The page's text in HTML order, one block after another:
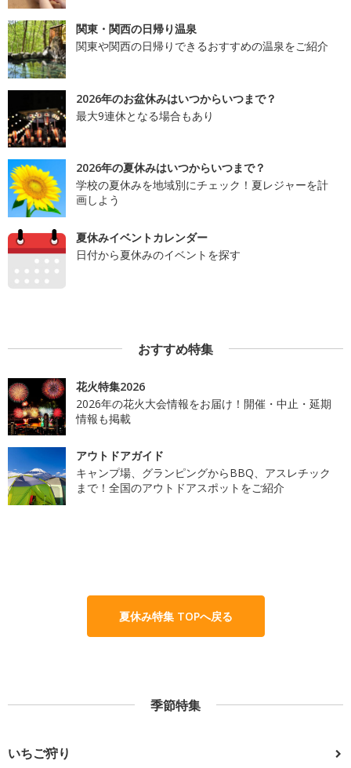
関東・関西の日帰り温泉
関東や関西の日帰りできるおすすめの温泉をご紹介
2026年のお盆休みはいつからいつまで？
最大9連休となる場合もあり
2026年の夏休みはいつからいつまで？
学校の夏休みを地域別にチェック！夏レジャーを計
画しよう
夏休みイベントカレンダー
日付から夏休みのイベントを探す
おすすめ特集
花火特集2026
2026年の花火大会情報をお届け！開催・中止・延期
情報も掲載
アウトドアガイド
キャンプ場、グランピングからBBQ、アスレチック
まで！全国のアウトドアスポットをご紹介
夏休み特集 TOPへ戻る
季節特集
いちご狩り